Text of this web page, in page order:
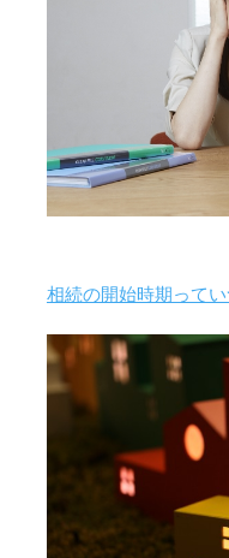
相続の開始時期って